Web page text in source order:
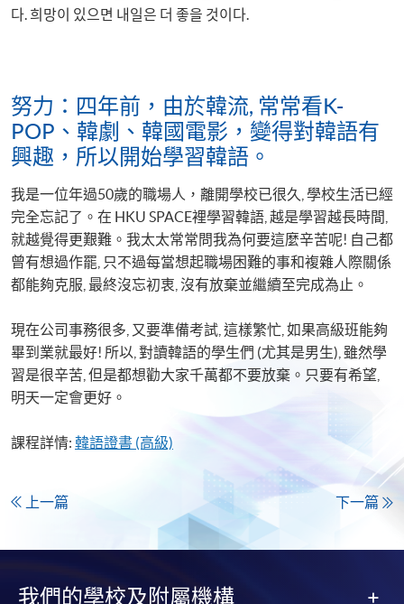
다. 희망이 있으면 내일은 더 좋을 것이다.
努力：四年前，由於韓流, 常常看K-
POP、韓劇、韓國電影，變得對韓語有
興趣，所以開始學習韓語。
我是一位年過50歲的職場人，離開學校已很久, 學校生活已經
完全忘記了。在 HKU SPACE裡學習韓語, 越是學習越長時間,
就越覺得更艱難。我太太常常問我為何要這麼辛苦呢! 自己都
曾有想過作罷, 只不過每當想起職場困難的事和複雜人際關係
都能夠克服, 最終沒忘初衷, 沒有放棄並繼續至完成為止。
現在公司事務很多, 又要準備考試, 這樣繁忙, 如果高級班能夠
畢到業就最好! 所以, 對讀韓語的學生們 (尤其是男生), 雖然學
習是很辛苦, 但是都想勸大家千萬都不要放棄。只要有希望,
明天一定會更好。
課程詳情: 韓語證書 (高級)
上一篇 下一篇
我們的學校及附屬機構